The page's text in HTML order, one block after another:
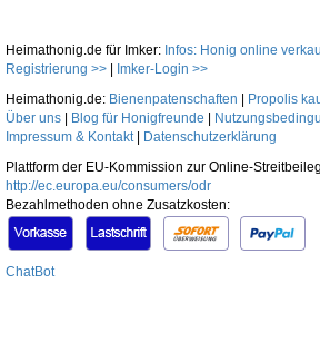
Heimathonig.de für Imker: Infos: Honig online
Registrierung >>
Imker-Login >>
Heimathonig.de: Bienenpatenschaften Propolis
Über uns
Blog für Honigfreunde
Impressum & Kontakt|
Datenschutzerklärung
Plattform der EU-Kommission zur Online-
http://ec.europa.eu/consumers/odr
Bezahlmethoden ohne Zusatzkosten:
ChatBot